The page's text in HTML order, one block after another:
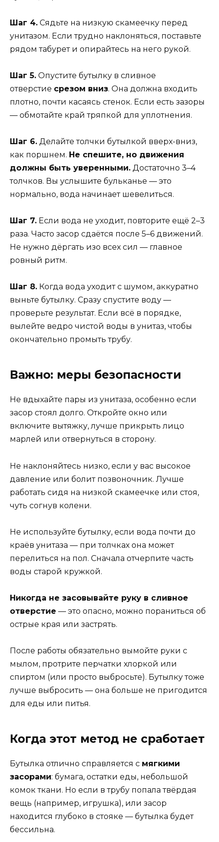
Шаг 4. Сядьте на низкую скамеечку перед
унитазом. Если трудно наклоняться, поставьте
рядом табурет и опирайтесь на него рукой.
Шаг 5. Опустите бутылку в сливное
отверстие срезом вниз. Она должна входить
плотно, почти касаясь стенок. Если есть зазоры
— обмотайте край тряпкой для уплотнения.
Шаг 6. Делайте толчки бутылкой вверх-вниз,
как поршнем. Не спешите, но движения
должны быть уверенными. Достаточно 3–4
толчков. Вы услышите бульканье — это
нормально, вода начинает шевелиться.
Шаг 7. Если вода не уходит, повторите ещё 2–3
раза. Часто засор сдаётся после 5–6 движений.
Не нужно дёргать изо всех сил — главное
ровный ритм.
Шаг 8. Когда вода уходит с шумом, аккуратно
выньте бутылку. Сразу спустите воду —
проверьте результат. Если всё в порядке,
вылейте ведро чистой воды в унитаз, чтобы
окончательно промыть трубу.
Важно: меры безопасности
Не вдыхайте пары из унитаза, особенно если
засор стоял долго. Откройте окно или
включите вытяжку, лучше прикрыть лицо
марлей или отвернуться в сторону.
Не наклоняйтесь низко, если у вас высокое
давление или болит позвоночник. Лучше
работать сидя на низкой скамеечке или стоя,
чуть согнув колени.
Не используйте бутылку, если вода почти до
краёв унитаза — при толчках она может
перелиться на пол. Сначала отчерпите часть
воды старой кружкой.
Никогда не засовывайте руку в сливное
отверстие — это опасно, можно пораниться об
острые края или застрять.
После работы обязательно вымойте руки с
мылом, протрите перчатки хлоркой или
спиртом (или просто выбросьте). Бутылку тоже
лучше выбросить — она больше не пригодится
для еды или питья.
Когда этот метод не сработает
Бутылка отлично справляется с мягкими
засорами: бумага, остатки еды, небольшой
комок ткани. Но если в трубу попала твёрдая
вещь (например, игрушка), или засор
находится глубоко в стояке — бутылка будет
бессильна.